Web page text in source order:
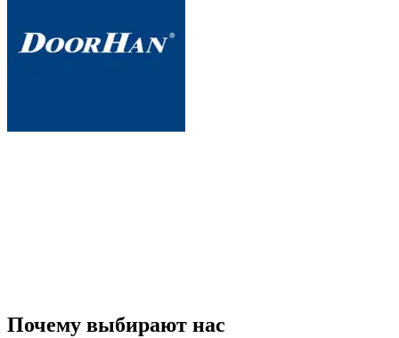
Почему выбирают нас